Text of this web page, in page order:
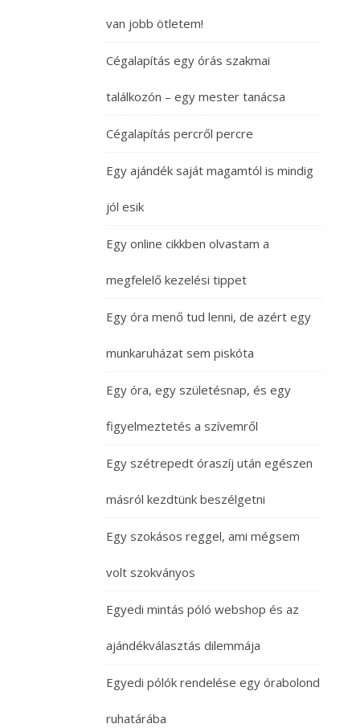
van jobb ötletem!
Cégalapítás egy órás szakmai
találkozón – egy mester tanácsa
Cégalapítás percről percre
Egy ajándék saját magamtól is mindig
jól esik
Egy online cikkben olvastam a
megfelelő kezelési tippet
Egy óra menő tud lenni, de azért egy
munkaruházat sem piskóta
Egy óra, egy születésnap, és egy
figyelmeztetés a szívemről
Egy szétrepedt óraszíj után egészen
másról kezdtünk beszélgetni
Egy szokásos reggel, ami mégsem
volt szokványos
Egyedi mintás póló webshop és az
ajándékválasztás dilemmája
Egyedi pólók rendelése egy órabolond
ruhatárába